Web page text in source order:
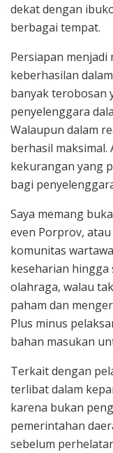
dekat dengan
berbagai tempat.
Persiapan menjadi
keberhasilan
banyak terobosan
penyelenggara
Walaupun dalam
berhasil maksimal.
kekurangan yang
bagi
Saya memang
even Porprov,
komunitas
keseharian hingga
olahraga, walau
paham dan
Plus minus
bahan masukan
Terkait dengan
terlibat dalam
karena bukan
pemerintahan
sebelum